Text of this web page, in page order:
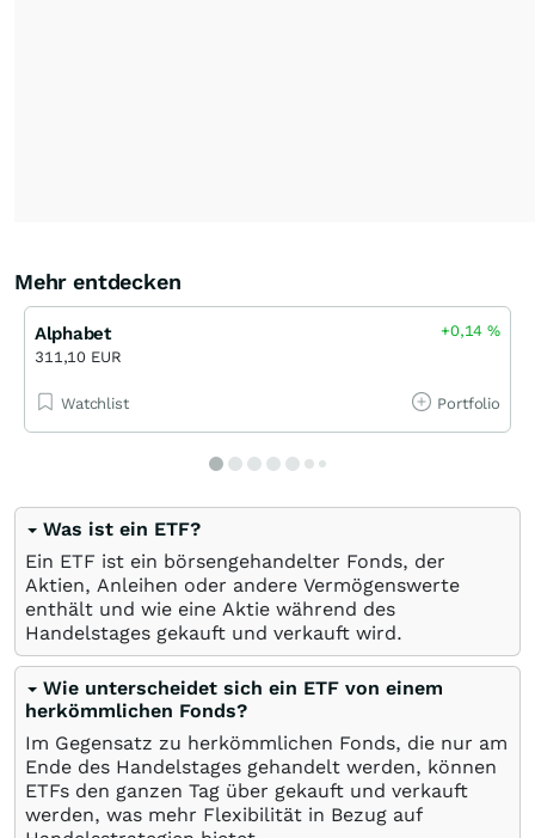
Mehr entdecken
Alphabet
311,10 EUR
+0,14%
Watchlist Portfolio
Was ist ein ETF?
Ein ETF ist ein börsengehandelter Fonds, der
Aktien, Anleihen oder andere Vermögenswerte
enthält und wie eine Aktie während des
Handelstages gekauft und verkauft wird.
Wie unterscheidet sich ein ETF von einem
herkömmlichen Fonds?
Im Gegensatz zu herkömmlichen Fonds, die nur am
Ende des Handelstages gehandelt werden, können
ETFs den ganzen Tag über gekauft und verkauft
werden, was mehr Flexibilität in Bezug auf